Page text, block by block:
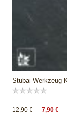
Stubai-Werkzeug
12,90 €
7,90 €